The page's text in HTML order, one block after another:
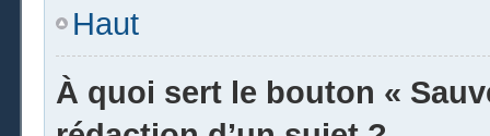
Haut
À quoi sert le bouton «